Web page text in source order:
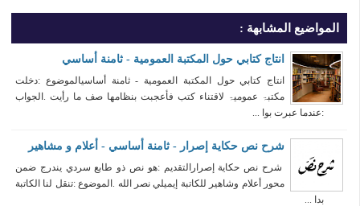
المواضيع المشابهة :
انتاج كتابي حول المكتبة العمومية - ثامنة أساسي
انتاج كتابي حول المكتبة العمومية - ثامنة أساسيالموضوع :دخلت
مکتبۃ عمومیۃ لاقتناء کتب فأعجبت بنظامھا صف ما رأیت .الجواب
:عندما عبرت بوا ...
شرح نص حكاية إصرار - ثامنة أساسي - أعلام و مشاهير
شرح نص حكاية إصرارالتقديم :هو نص ذو طابع سردي يندرج ضمن
محور أعلام وشاهير للكاتبة إيميلي نصر الله .الموضوع :تنقل لنا الكاتبة
بدا ...